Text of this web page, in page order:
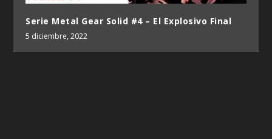
Serie Metal Gear Solid #4 – El Explosivo Final
5 diciembre, 2022